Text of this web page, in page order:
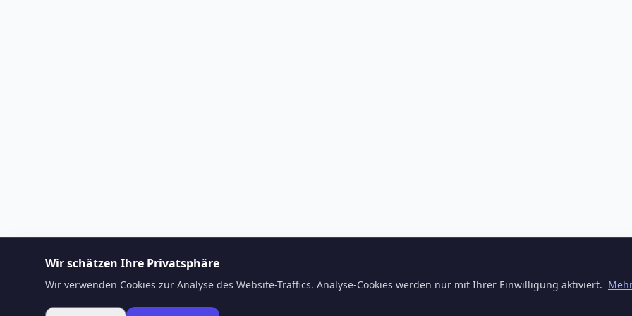
Wir schätzen Ihre Privatsphäre
Wir verwenden Cookies zur Analyse des Website-Traffics. Analyse-Cookies werden nur mit Ihrer Einwilligung aktiviert.